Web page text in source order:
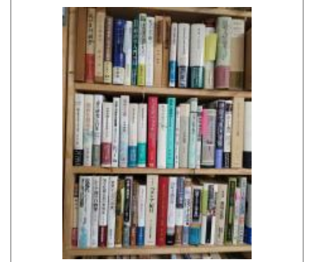
300円 長崎県
300円 大分県
300円 鹿児島県
300円